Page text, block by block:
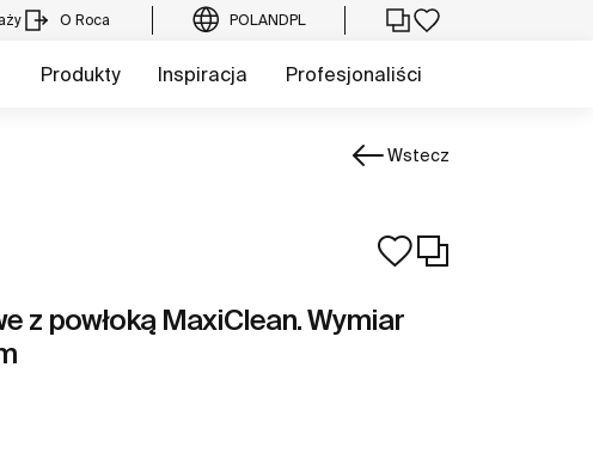
O Roca POLANDPL
Produkty Inspiracja Profesjonaliści
Wstecz
z powłoką MaxiClean. Wymiar